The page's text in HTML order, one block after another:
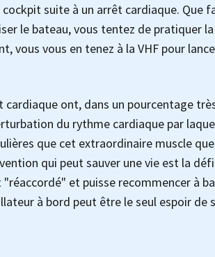
suite à un arrêt cardiaque. Que
le bateau, vous tentez de pratiquer
vous vous en tenez à la VHF pour
cardiaque ont, dans un pourcentage
du rythme cardiaque par
que cet extraordinaire muscle
qui peut sauver une vie est la
et puisse recommencer à
à bord peut être le seul espoir de